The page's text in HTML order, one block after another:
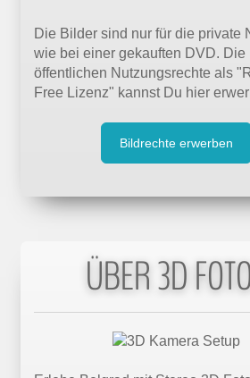
Die Bilder sind nur für die private
wie bei einer gekauften DVD. Die
öffentlichen Nutzungsrechte als
Free Lizenz" kannst Du hier
Bildrechte erwerben
ÜBER 3D